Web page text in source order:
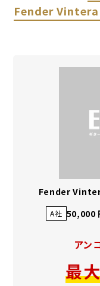
Fender
Fender
A社 50,000
アン
最